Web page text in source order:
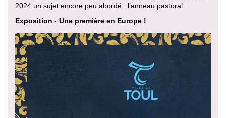
2024 un sujet encore peu abordé : l’anneau pastoral.
Exposition - Une première en Europe !